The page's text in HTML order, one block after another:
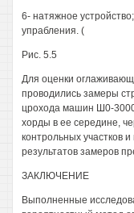
6- натяжное
упрабления. (
Рис. 5.5
Для оценки
проводились замеры
црохода машин Ш0-
хорды в ее середине,
контрольных участков
результатов замеров
ЗАКЛЮЧЕНИЕ
Выполненные